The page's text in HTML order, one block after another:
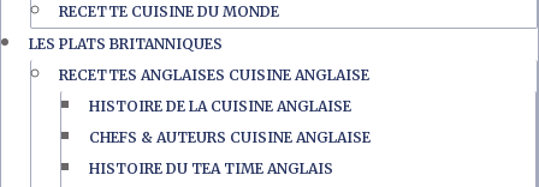
RECETTE CUISINE DU MONDE
LES PLATS BRITANNIQUES
RECETTES ANGLAISES CUISINE ANGLAISE
HISTOIRE DE LA CUISINE ANGLAISE
CHEFS & AUTEURS CUISINE ANGLAISE
HISTOIRE DU TEA TIME ANGLAIS